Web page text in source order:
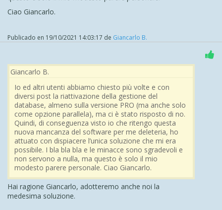
Noi ci aspettiamo il rilascio di una versione
la data di scadenza del ns. Contratto di Aggiornamento
corrente.
Cordialmente, Fabio.
Ciao Giancarlo.
Publicado en 19/10/2021 14:03:17 de Giancarlo B.
Giancarlo B.
Io ed altri utenti abbiamo chiesto più volte e con
diversi post la riattivazione della gestione del
database, almeno sulla versione PRO (ma anche solo
come opzione parallela), ma ci è stato risposto di no.
Quindi, di conseguenza visto io che ritengo questa
nuova mancanza del software per me deleteria, ho
attuato con dispiacere l’unica soluzione che mi era
possibile. I bla bla bla e le minacce sono sgradevoli e
non servono a nulla, ma questo è solo il mio
modesto parere personale. Ciao Giancarlo.
Hai ragione Giancarlo, adotteremo anche noi la
medesima soluzione.